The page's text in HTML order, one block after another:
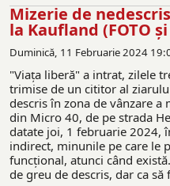
Mizerie de
la Kaufland (FOTO și
Duminică, 11 Februarie 2024
"Viața liberă" a intrat, zilele
trimise de un cititor al
descris în zona de vânzare
din Micro 40, de pe strada
datate joi, 1 februarie 2024,
indirect, minunile pe care le
funcțional, atunci când
de greu de descris, dar ca